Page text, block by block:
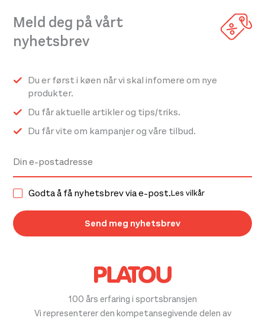
100 års erfaring i sportsbransjen
Vi representerer den kompetansegivende delen av
Meld deg på vårt
nyhetsbrev
Du er først i køen når vi skal infomere om nye
produkter.
Du får aktuelle artikler og tips/triks.
Du får vite om kampanjer og våre tilbud.
Godta å få nyhetsbrev via e-post.Les vilkår